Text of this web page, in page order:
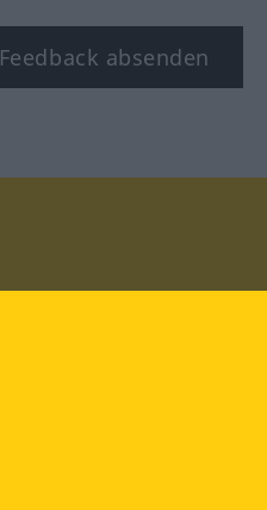
Feedback absenden